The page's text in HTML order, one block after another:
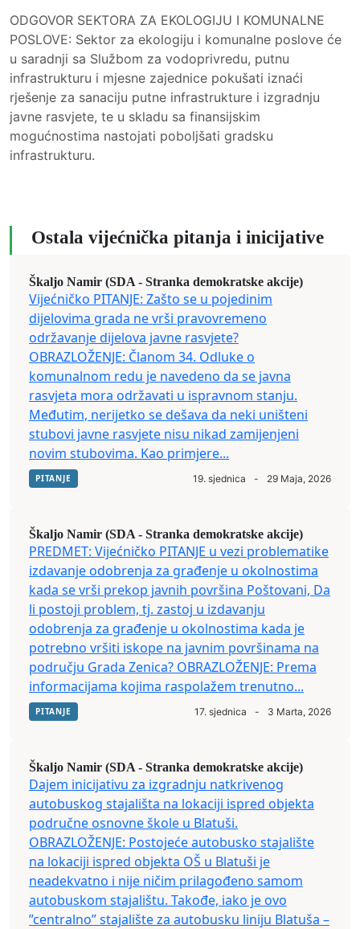
ODGOVOR SEKTORA ZA EKOLOGIJU I KOMUNALNE
POSLOVE: Sektor za ekologiju i komunalne poslove će
u saradnji sa Službom za vodoprivredu, putnu
infrastrukturu i mjesne zajednice pokušati iznaći
rješenje za sanaciju putne infrastrukture i izgradnju
javne rasvjete, te u skladu sa finansijskim
mogućnostima nastojati poboljšati gradsku
infrastrukturu.
Ostala vijećnička pitanja i inicijative
Škaljo Namir (SDA - Stranka demokratske akcije)
Vijećničko PITANJE: Zašto se u pojedinim
dijelovima grada ne vrši pravovremeno
održavanje dijelova javne rasvjete?
OBRAZLOŽENJE: Članom 34. Odluke o
komunalnom redu je navedeno da se javna
rasvjeta mora održavati u ispravnom stanju.
Međutim, nerijetko se dešava da neki uništeni
stubovi javne rasvjete nisu nikad zamijenjeni
novim stubovima. Kao primjere...
PITANJE 19. sjednica - 29 Maja, 2026
Škaljo Namir (SDA - Stranka demokratske akcije)
PREDMET: Vijećničko PITANJE u vezi problematike
izdavanje odobrenja za građenje u okolnostima
kada se vrši prekop javnih površina Poštovani, Da
li postoji problem, tj. zastoj u izdavanju
odobrenja za građenje u okolnostima kada je
potrebno vršiti iskope na javnim površinama na
području Grada Zenica? OBRAZLOŽENJE: Prema
informacijama kojima raspolažem trenutno...
PITANJE 17. sjednica - 3 Marta, 2026
Škaljo Namir (SDA - Stranka demokratske akcije)
Dajem inicijativu za izgradnju natkrivenog
autobuskog stajališta na lokaciji ispred objekta
područne osnovne škole u Blatuši.
OBRAZLOŽENJE: Postojeće autobusko stajalište
na lokaciji ispred objekta OŠ u Blatuši je
neadekvatno i nije ničim prilagođeno samom
autobuskom stajalištu. Takođe, iako je ovo
”centralno” stajalište za autobusku liniju Blatuša –